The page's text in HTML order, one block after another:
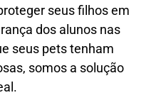
seus filhos em
dos alunos nas
seus pets tenham
somos a solução